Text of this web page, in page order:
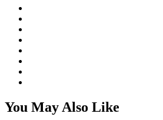
You May Also Like